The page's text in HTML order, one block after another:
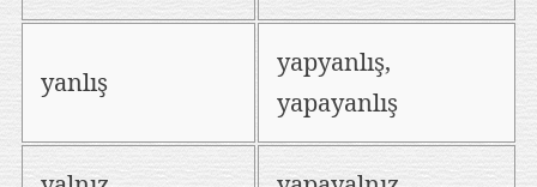
yanlış
yapyanlış,
yapayanlış